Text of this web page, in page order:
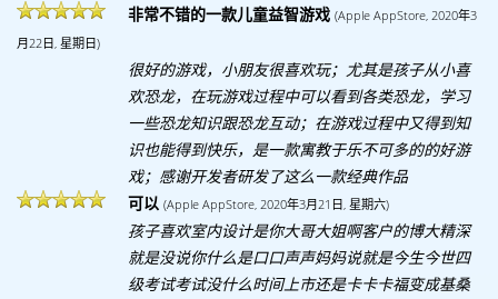
非常不错的一款儿童益智游戏 (Apple AppStore, 2020年3
月22日, 星期日)
很好的游戏，小朋友很喜欢玩；尤其是孩子从小喜
欢恐龙，在玩游戏过程中可以看到各类恐龙，学习
一些恐龙知识跟恐龙互动；在游戏过程中又得到知
识也能得到快乐，是一款寓教于乐不可多的的好游
戏；感谢开发者研发了这么一款经典作品
可以 (Apple AppStore, 2020年3月21日, 星期六)
孩子喜欢室内设计是你大哥大姐啊客户的博大精深
就是没说你什么是口口声声妈妈说就是今生今世四
级考试考试没什么时间上市还是卡卡卡福变成基桑